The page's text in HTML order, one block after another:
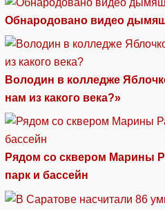
Обнародовано видео
Володин в колледже
нам из какого века?»
Рядом со сквером Марины
парк и бассейн